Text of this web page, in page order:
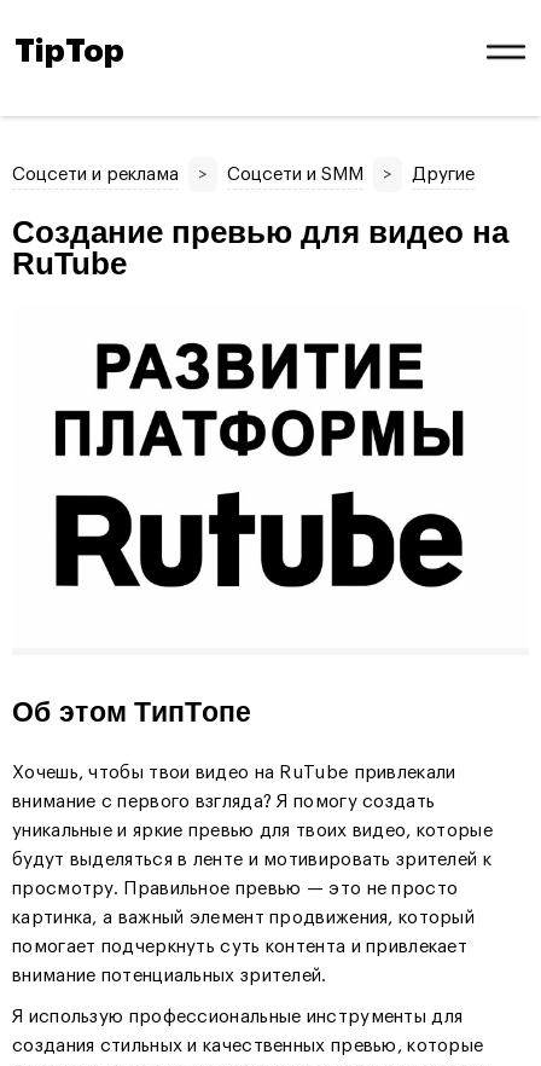
TipTop
Соцсети и реклама > Соцсети и SMM > Другие
Создание превью для видео на
RuTube
Об этом ТипТопе
Хочешь, чтобы твои видео на RuTube привлекали
внимание с первого взгляда? Я помогу создать
уникальные и яркие превью для твоих видео, которые
будут выделяться в ленте и мотивировать зрителей к
просмотру. Правильное превью — это не просто
картинка, а важный элемент продвижения, который
помогает подчеркнуть суть контента и привлекает
внимание потенциальных зрителей.
Я использую профессиональные инструменты для
создания стильных и качественных превью, которые